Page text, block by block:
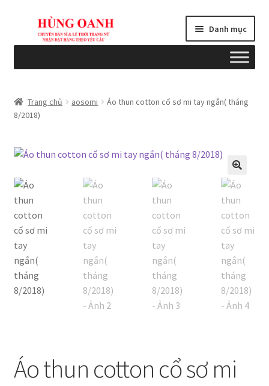
hướng
Chuyển
dung
Danh mục
Bài viết
Blogs
Cart
Checkout
Chính sách
Chúng tôi
Liên hệ
Trang chủ aosomi
Áo thun cotton cổ sơ mi tay ngắn( tháng
8/2018)
Áo thun cotton cổ sơ mi